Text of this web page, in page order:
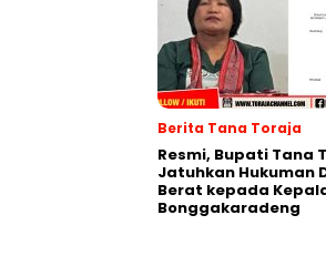
Berita Tana Toraja
Resmi, Bupati Tana
Jatuhkan Hukuman
Berat kepada Kepala
Bonggakaradeng